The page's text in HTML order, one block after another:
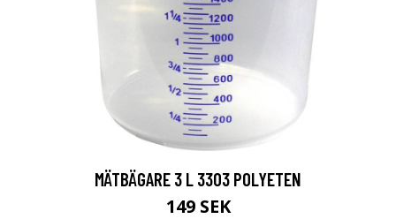
MÄTBÄGARE 3 L 3303 POLYETEN
149 SEK